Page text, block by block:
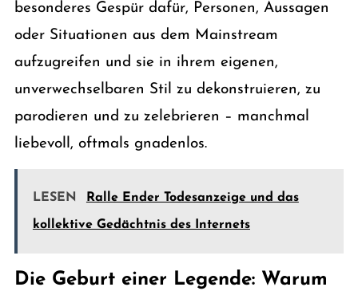
besonderes Gespür dafür, Personen, Aussagen
oder Situationen aus dem Mainstream
aufzugreifen und sie in ihrem eigenen,
unverwechselbaren Stil zu dekonstruieren, zu
parodieren und zu zelebrieren – manchmal
liebevoll, oftmals gnadenlos.
LESEN Ralle Ender Todesanzeige und das
kollektive Gedächtnis des Internets
Die Geburt einer Legende: Warum